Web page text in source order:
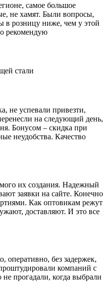
самое большое
не хамят. Были вопросы,
в розницу ниже, чем у этой
рекомендую
стали
не успевали привезти,
на следующий день,
Бонусом – скидка при
неудобства. Качество
их создания. Надежный
заявки на сайте. Конечно
Как оптовикам режут
доставляют. И это все
оперативно, без задержек,
компаний с
прогадали, когда выбрали